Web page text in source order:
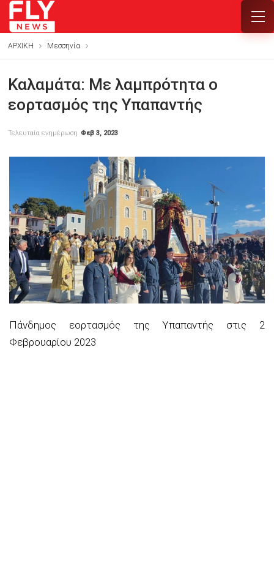
ΑΡΧΙΚΗ Μεσσηνία
Καλαμάτα: Με λαμπρότητα ο
εορτασμός της Υπαπαντής
Τελευταία ενημέρωση Φεβ 3, 2023
Πάνδημος εορτασμός της Υπαπαντής στις 2
Φεβρουαρίου 2023